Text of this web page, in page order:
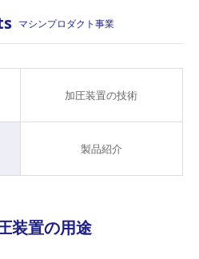
マシンプロダクト事業
加圧装置の技術
製品紹介
装置の用途